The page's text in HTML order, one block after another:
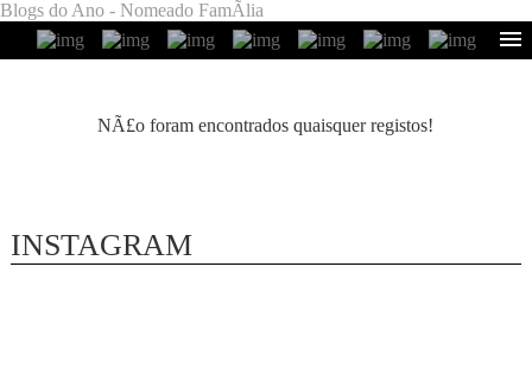
Blogs do Ano - Nomeado FamÃ­lia
NÃ£o foram encontrados quaisquer registos!
INSTAGRAM